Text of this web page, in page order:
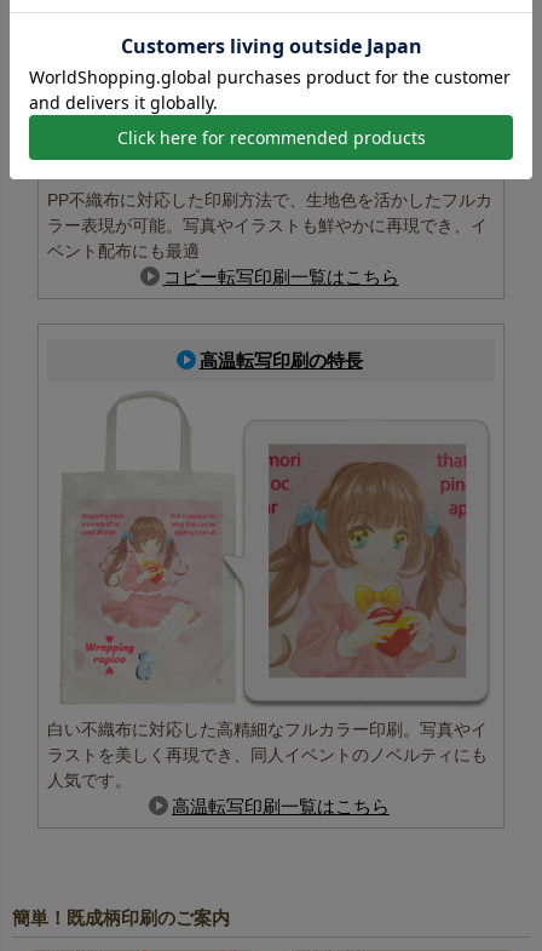
PP不織布に対応した印刷方法で、生地色を活かしたフルカ
ラー表現が可能。写真やイラストも鮮やかに再現でき、イ
ベント配布にも最適
コピー転写印刷一覧はこちら
高温転写印刷の特長
白い不織布に対応した高精細なフルカラー印刷。写真やイ
ラストを美しく再現でき、同人イベントのノベルティにも
人気です。
高温転写印刷一覧はこちら
簡単！既成柄印刷のご案内